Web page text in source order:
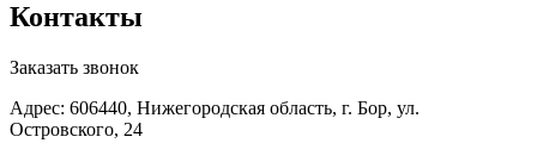
Контакты
Заказать звонок
Адрес: 606440, Нижегородская область, г. Бор, ул.
Островского, 24